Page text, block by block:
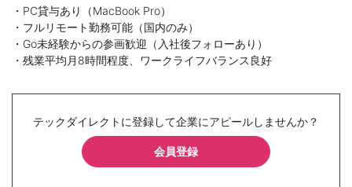
・PC貸与あり（MacBook Pro）
・フルリモート勤務可能（国内のみ）
・Go未経験からの参画歓迎（入社後フォローあり）
・残業平均月8時間程度、ワークライフバランス良好
テックダイレクトに登録して企業にアピールしませんか？
会員登録